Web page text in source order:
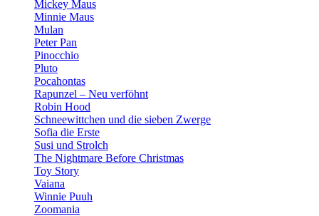
Mickey Maus
Minnie Maus
Mulan
Peter Pan
Pinocchio
Pluto
Pocahontas
Rapunzel – Neu verföhnt
Robin Hood
Schneewittchen und die sieben Zwerge
Sofia die Erste
Susi und Strolch
The Nightmare Before Christmas
Toy Story
Vaiana
Winnie Puuh
Zoomania